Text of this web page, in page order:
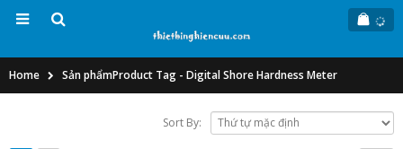
Home Sản phẩmProduct Tag - Digital Shore Hardness Meter
Sort By: